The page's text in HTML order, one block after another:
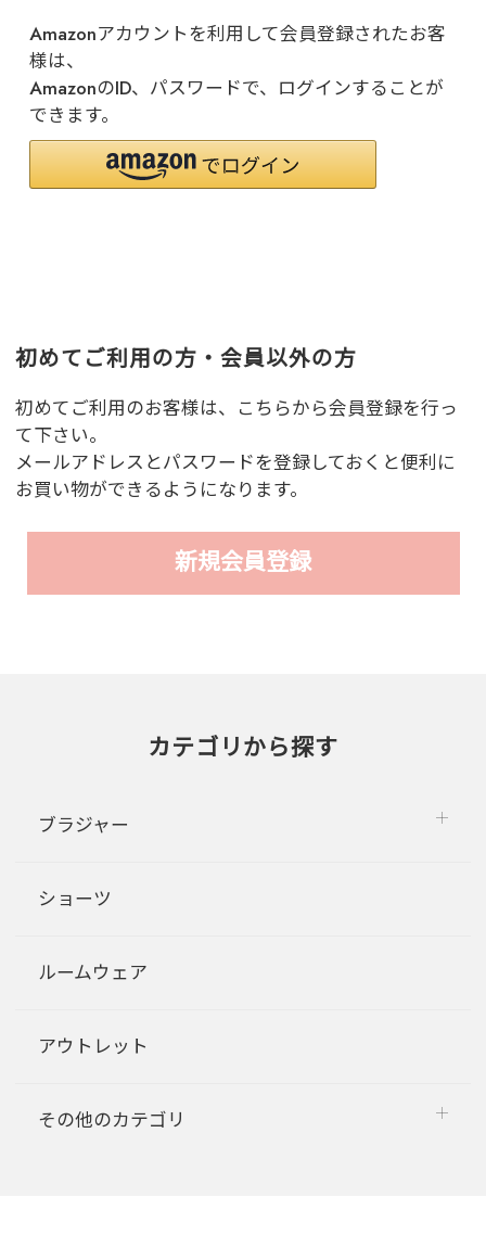
Amazonアカウントを利用して会員登録されたお客
様は、
AmazonのID、パスワードで、ログインすることが
できます。
初めてご利用の方・会員以外の方
初めてご利用のお客様は、こちらから会員登録を行っ
て下さい。
メールアドレスとパスワードを登録しておくと便利に
お買い物ができるようになります。
カテゴリから探す
ブラジャー
ショーツ
ルームウェア
アウトレット
その他のカテゴリ